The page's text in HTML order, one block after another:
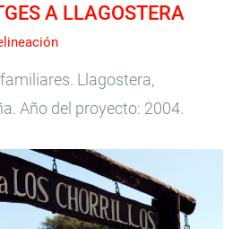
A LLAGOSTERA
Llagostera,
Año del proyecto: 2004.